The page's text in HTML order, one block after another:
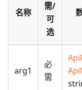
名称
需/
可
选
arg1
必
需